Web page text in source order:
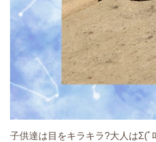
子供達は目をキラキラ?大人は